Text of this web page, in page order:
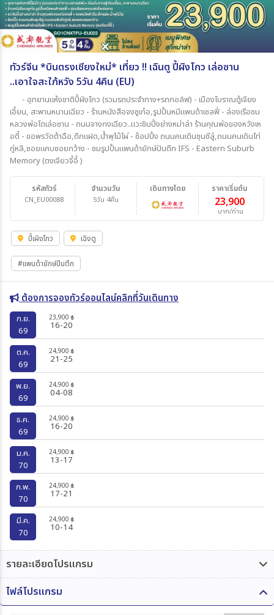
ทัวร์จีน *บินตรงเชียงใหม่* เที่ยว !! เฉินตู ปี้ผิงโกว เล่อซาน
..เอาใจสะใภ้หวัง 5วัน 4คืน (EU)
- อุทยานแห้งชาติปี้ผิงโกว (รวมรถประจำทาง+รถกอล์ฟ) - เมืองโบราณตู้เจียง
เอี้ยน, สะพานหนานเฉียว - ร้านหนังสือจงซูเก๋อ,รูปปั้นหมีแพนด้าเซลฟี่ - ล่องเรือชม
หลวงพ่อโตเล่อซาน - ถนนจางกงเฉียว..แวะชิมปิ้งย่างหม่าล่า ร้านคุณพ่อของหวังเห
อตี้ - ขอพรวัดต้าฉือ,ตึกแฝด,น้ำพุไม้ไผ่ - ช้อปปิ้ง ถนนคนเดินชุนซีลู่,ถนนคนเดินไท่
กู่หลี,ซอยแคบซอยกว้าง - ชมรูปปั้นแพนด้ายักษ์ปันตึก IFS - Eastern Suburb
Memory (ตงเจียวจี้อี้ )
รหัสทัวร์
CN_EU00088
จำนวนวัน
5วัน 4คืน
ราคาเริ่มต้น
23,900
บาท/ท่าน
เดินทางโดย
ปี้เผิงโกว เฉิงตู
#แพนด้ายักษ์ปีนตึก
ต้องการจองทัวร์ออนไลน์คลิกที่วันเดินทาง
ก.ย.
69
23,900 ฿
16-20
ต.ค.
69
24,900 ฿
21-25
พ.ย.
69
24,900 ฿
04-08
ธ.ค.
69
24,900 ฿
16-20
ม.ค.
70
24,900 ฿
13-17
ก.พ.
70
24,900 ฿
17-21
มี.ค.
70
24,900 ฿
10-14
รายละเอียดโปรแกรม
ไฟล์โปรแกรม